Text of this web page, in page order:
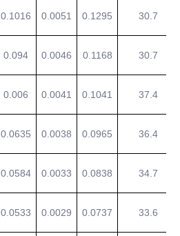
0.1016 0.0051 0.1295 30.7
0.094 0.0046 0.1168 30.7
0.006 0.0041 0.1041 37.4
0.0635 0.0038 0.0965 36.4
0.0584 0.0033 0.0838 34.7
0.0533 0.0029 0.0737 33.6